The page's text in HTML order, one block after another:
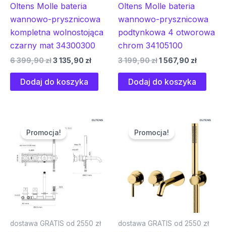
Oltens Molle bateria
wannowo-prysznicowa
kompletna wolnostojąca
czarny mat 34300300
6 399,90zł3 135,90 zł
Dodaj do koszyka
Oltens Molle bateria
wannowo-prysznicowa
podtynkowa 4 otworowa
chrom 34105100
3 199,90zł1 567,90 zł
Dodaj do koszyka
Promocja!
dostawa GRATIS od 2550 zł
cena
wynosiła:
3
799,90 zł.
Aktualna
861,90 zł.
Promocja!
dostawa GRATIS od 2550 zł
cena
wynosiła: